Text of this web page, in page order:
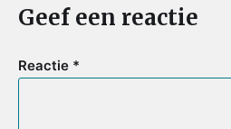
Geef een reactie
Reactie *